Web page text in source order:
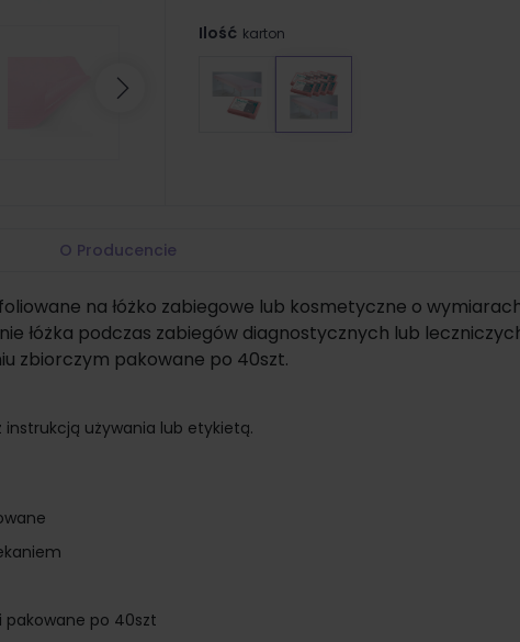
Następny
Ilość karton
O Producencie
na łóżko zabiegowe lub kosmetyczne o
łóżka podczas zabiegów diagnostycznych lub
zbiorczym pakowane po 40szt.
używania lub etykietą.
pakowane po 40szt